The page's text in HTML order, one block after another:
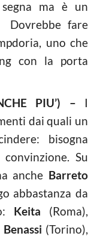
ma è un
Dovrebbe fare
uno che
con la porta
PIU’) – I
dai quali un
bisogna
Su
anche Barreto
abbastanza da
Keita (Roma),
Benassi (Torino),